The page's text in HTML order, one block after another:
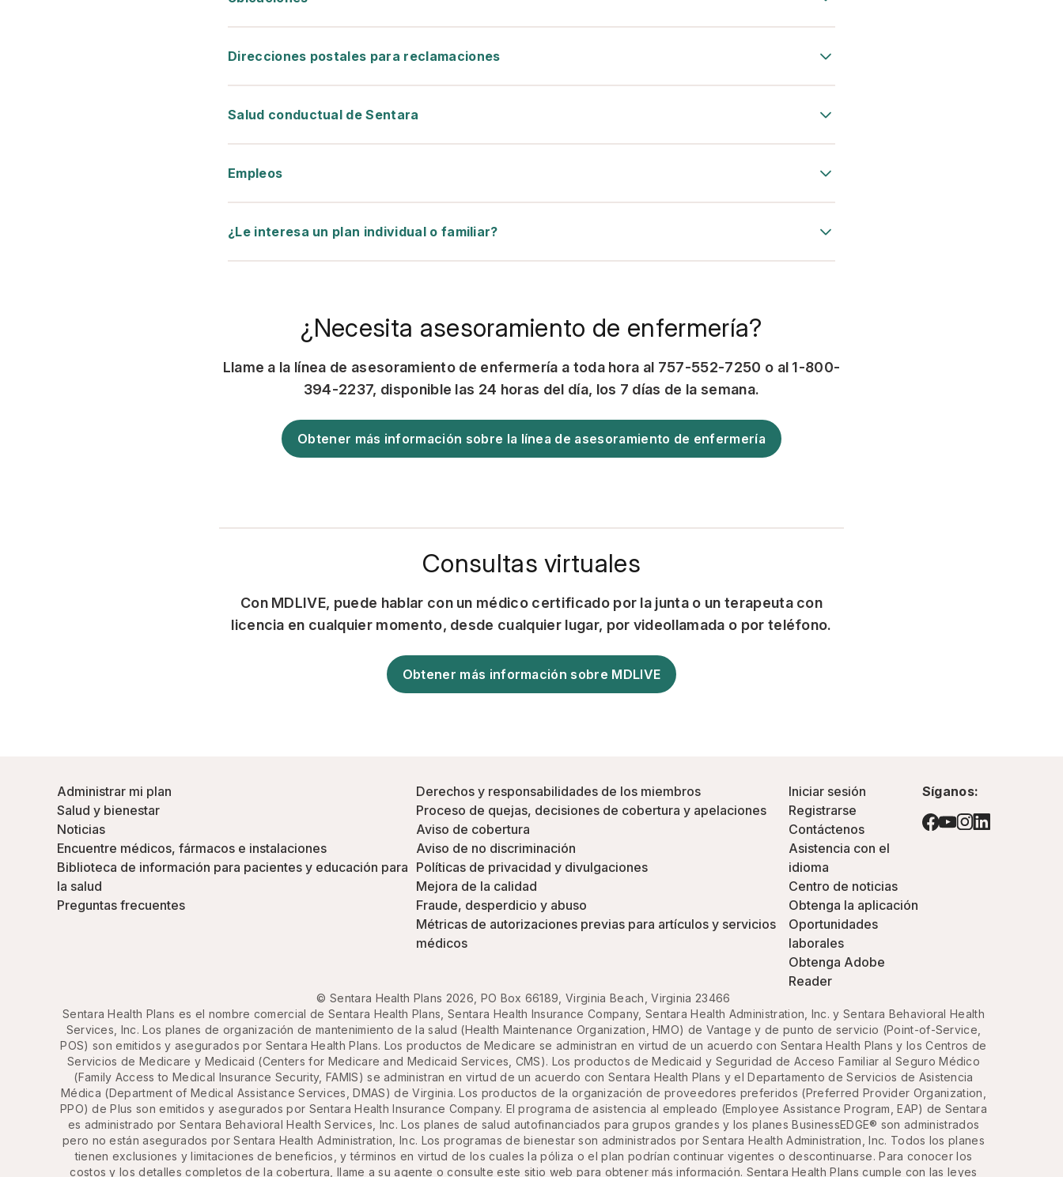
Direcciones postales para reclamaciones
Salud conductual de Sentara
Empleos
¿Le interesa un plan individual o familiar?
¿Necesita asesoramiento de enfermería?
Llame a la línea de asesoramiento de enfermería a toda hora al 757-552-7250 o al 1-800-
394-2237, disponible las 24 horas del día, los 7 días de la semana.
Obtener más información sobre la línea de asesoramiento de enfermería
Consultas virtuales
Con MDLIVE, puede hablar con un médico certificado por la junta o un terapeuta con
licencia en cualquier momento, desde cualquier lugar, por videollamada o por teléfono.
Obtener más información sobre MDLIVE
Administrar mi plan
Salud y bienestar
Noticias
Encuentre médicos, fármacos e instalaciones
Biblioteca de información para pacientes y educación para
la salud
Preguntas frecuentes
Derechos y responsabilidades de los miembros
Proceso de quejas, decisiones de cobertura y apelaciones
Aviso de cobertura
Aviso de no discriminación
Políticas de privacidad y divulgaciones
Mejora de la calidad
Fraude, desperdicio y abuso
Métricas de autorizaciones previas para artículos y servicios
médicos
Iniciar sesión
Registrarse
Contáctenos
Asistencia con el
idioma
Centro de noticias
Obtenga la aplicación
Oportunidades
laborales
Obtenga Adobe
Reader
Síganos:
© Sentara Health Plans 2026, PO Box 66189, Virginia Beach, Virginia 23466
Sentara Health Plans es el nombre comercial de Sentara Health Plans, Sentara Health Insurance Company, Sentara Health Administration, Inc. y Sentara Behavioral Health
Services, Inc. Los planes de organización de mantenimiento de la salud (Health Maintenance Organization, HMO) de Vantage y de punto de servicio (Point-of-Service,
POS) son emitidos y asegurados por Sentara Health Plans. Los productos de Medicare se administran en virtud de un acuerdo con Sentara Health Plans y los Centros de
Servicios de Medicare y Medicaid (Centers for Medicare and Medicaid Services, CMS). Los productos de Medicaid y Seguridad de Acceso Familiar al Seguro Médico
(Family Access to Medical Insurance Security, FAMIS) se administran en virtud de un acuerdo con Sentara Health Plans y el Departamento de Servicios de Asistencia
Médica (Department of Medical Assistance Services, DMAS) de Virginia. Los productos de la organización de proveedores preferidos (Preferred Provider Organization,
PPO) de Plus son emitidos y asegurados por Sentara Health Insurance Company. El programa de asistencia al empleado (Employee Assistance Program, EAP) de Sentara
es administrado por Sentara Behavioral Health Services, Inc. Los planes de salud autofinanciados para grupos grandes y los planes BusinessEDGE® son administrados
pero no están asegurados por Sentara Health Administration, Inc. Los programas de bienestar son administrados por Sentara Health Administration, Inc. Todos los planes
tienen exclusiones y limitaciones de beneficios, y términos en virtud de los cuales la póliza o el plan podrían continuar vigentes o descontinuarse. Para conocer los
costos y los detalles completos de la cobertura, llame a su agente o consulte este sitio web para obtener más información. Sentara Health Plans cumple con las leyes